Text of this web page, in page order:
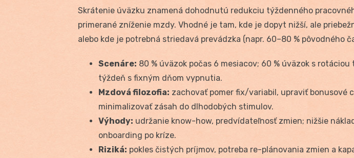
Skrátenie úväzku znamená dohodnutú redukciu týždenného
primerané zníženie mzdy. Vhodné je tam, kde je dopyt nižší, ale
alebo kde je potrebná striedavá prevádzka (napr. 60–80 % pôvodného
Scenáre: 80 % úväzok počas 6 mesiacov; 60 % úväzok s
týždeň s fixným dňom vypnutia.
Mzdová filozofia: zachovať pomer fix/variabil, upraviť bonusové
minimalizovať zásah do dlhodobých stimulov.
Výhody: udržanie know-how, predvídateľnosť zmien; nižšie
onboarding po kríze.
Riziká: pokles čistých príjmov, potreba re-plánovania zmien a